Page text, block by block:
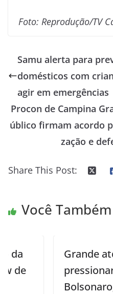
Foto: Reprodução/TV
Samu alerta para
domésticos com
agir em emergências
Procon de Campina
úblico firmam acordo
zação e
Share This Post:
Você
Grande ato da
pressionar
Bolsonaro,